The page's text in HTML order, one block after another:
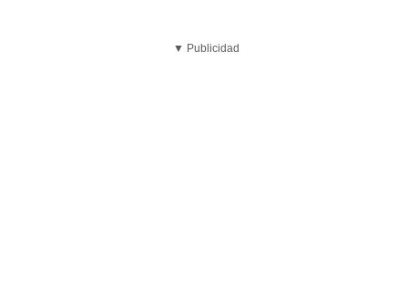
▼ Publicidad